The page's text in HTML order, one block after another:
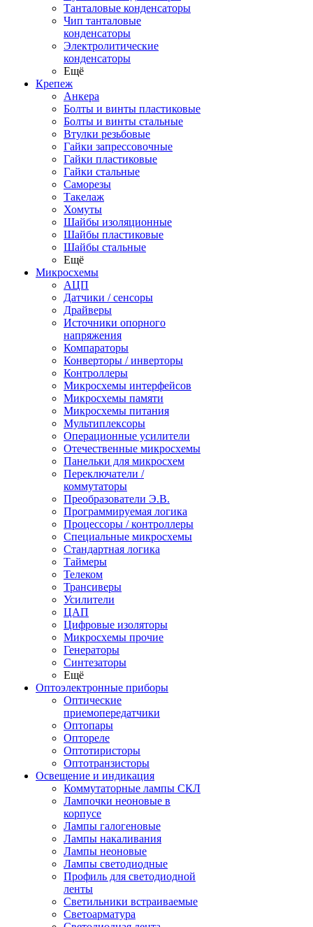
Танталовые конденсаторы
Чип танталовые
конденсаторы
Электролитические
конденсаторы
Ещё
Крепеж
Анкера
Болты и винты пластиковые
Болты и винты стальные
Втулки резьбовые
Гайки запрессовочные
Гайки пластиковые
Гайки стальные
Саморезы
Такелаж
Хомуты
Шайбы изоляционные
Шайбы пластиковые
Шайбы стальные
Ещё
Микросхемы
АЦП
Датчики / сенсоры
Драйверы
Источники опорного
напряжения
Компараторы
Конверторы / инверторы
Контроллеры
Микросхемы интерфейсов
Микросхемы памяти
Микросхемы питания
Мультиплексоры
Операционные усилители
Отечественные микросхемы
Панельки для микросхем
Переключатели /
коммутаторы
Преобразователи Э.В.
Программируемая логика
Процессоры / контроллеры
Специальные микросхемы
Стандартная логика
Таймеры
Телеком
Трансиверы
Усилители
ЦАП
Цифровые изоляторы
Микросхемы прочие
Генераторы
Синтезаторы
Ещё
Оптоэлектронные приборы
Оптические
приемопередатчики
Оптопары
Оптореле
Оптотиристоры
Оптотранзисторы
Освещение и индикация
Коммутаторные лампы СКЛ
Лампочки неоновые в
корпусе
Лампы галогеновые
Лампы накаливания
Лампы неоновые
Лампы светодиодные
Профиль для светодиодной
ленты
Светильники встраиваемые
Светоарматура